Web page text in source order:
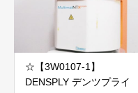
☆【3W0107-1】
DENSPLY デンツプライ